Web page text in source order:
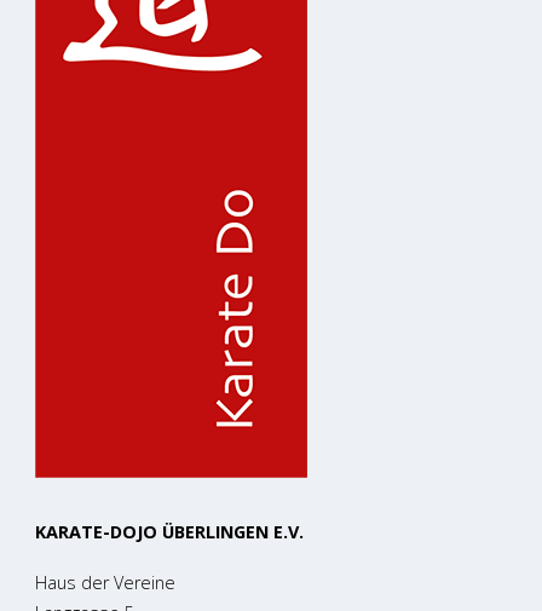
KARATE-DOJO ÜBERLINGEN E.V.
Haus der Vereine